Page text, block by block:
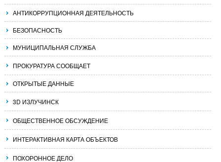
АНТИКОРРУПЦИОННАЯ ДЕЯТЕЛЬНОСТЬ
БЕЗОПАСНОСТЬ
МУНИЦИПАЛЬНАЯ СЛУЖБА
ПРОКУРАТУРА СООБЩАЕТ
ОТКРЫТЫЕ ДАННЫЕ
3D ИЗЛУЧИНСК
ОБЩЕСТВЕННОЕ ОБСУЖДЕНИЕ
ИНТЕРАКТИВНАЯ КАРТА ОБЪЕКТОВ
ПОХОРОННОЕ ДЕЛО